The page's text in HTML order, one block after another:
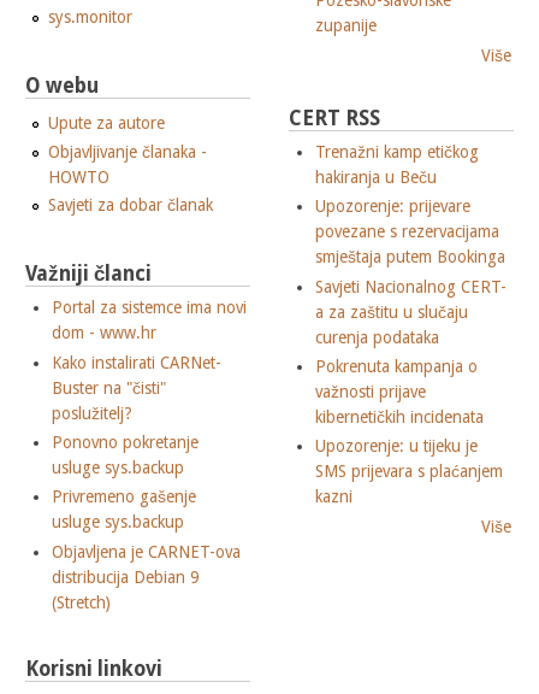
sys.monitor
O webu
Upute za autore
Objavljivanje članaka -
HOWTO
Savjeti za dobar članak
Važniji članci
Portal za sistemce ima novi
dom - www.hr
Kako instalirati CARNet-
Buster na "čisti"
poslužitelj?
Ponovno pokretanje
usluge sys.backup
Privremeno gašenje
usluge sys.backup
Objavljena je CARNET-ova
distribucija Debian 9
(Stretch)
Korisni linkovi
zupanije
Više
CERT RSS
Trenažni kamp etičkog
hakiranja u Beču
Upozorenje: prijevare
povezane s rezervacijama
smještaja putem Bookinga
Savjeti Nacionalnog CERT-
a za zaštitu u slučaju
curenja podataka
Pokrenuta kampanja o
važnosti prijave
kibernetičkih incidenata
Upozorenje: u tijeku je
SMS prijevara s plaćanjem
kazni
Više